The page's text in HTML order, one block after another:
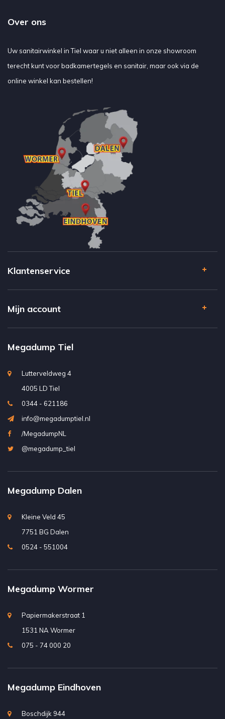
Over ons
Uw sanitairwinkel in Tiel waar u niet alleen in onze showroom
terecht kunt voor badkamertegels en sanitair, maar ook via de
online winkel kan bestellen!
Klantenservice
Mijn account
Megadump Tiel
Lutterveldweg 4
4005 LD Tiel
0344 - 621186
info@megadumptiel.nl
/MegadumpNL
@megadump_tiel
Megadump Dalen
Kleine Veld 45
7751 BG Dalen
0524 - 551004
Megadump Wormer
Papiermakerstraat 1
1531 NA Wormer
075 - 74 000 20
Megadump Eindhoven
Boschdijk 944